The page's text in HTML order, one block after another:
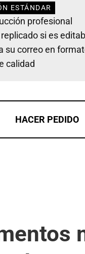
ESTÁNDAR
profesional
si es
su correo en
calidad
HACER PEDIDO